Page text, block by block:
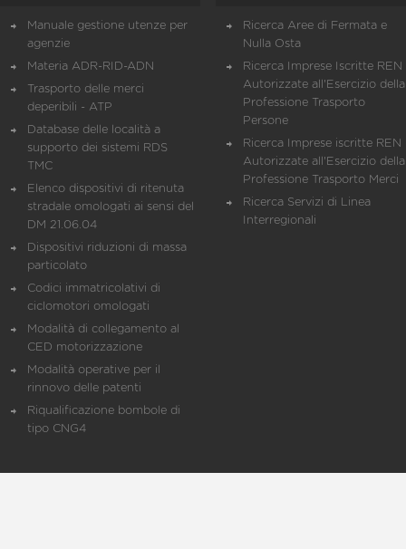
Manuale gestione utenze per
agenzie
Materia ADR-RID-ADN
Trasporto delle merci
deperibili - ATP
Database delle località a
supporto dei sistemi RDS
TMC
Elenco dispositivi di ritenuta
stradale omologati ai sensi del
DM 21.06.04
Dispositivi riduzioni di massa
particolato
Codici immatricolativi di
ciclomotori omologati
Modalità di collegamento al
CED motorizzazione
Modalità operative per il
rinnovo delle patenti
Riqualificazione bombole di
tipo CNG4
Ricerca Aree di Fermata e
Nulla Osta
Ricerca Imprese Iscritte REN
Autorizzate all'Esercizio della
Professione Trasporto
Persone
Ricerca Imprese iscritte REN
Autorizzate all'Esercizio della
Professione Trasporto Merci
Ricerca Servizi di Linea
Interregionali